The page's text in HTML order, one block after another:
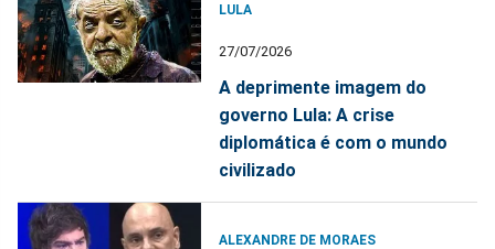
LULA
27/07/2026
A deprimente imagem do
governo Lula: A crise
diplomática é com o mundo
civilizado
ALEXANDRE DE MORAES